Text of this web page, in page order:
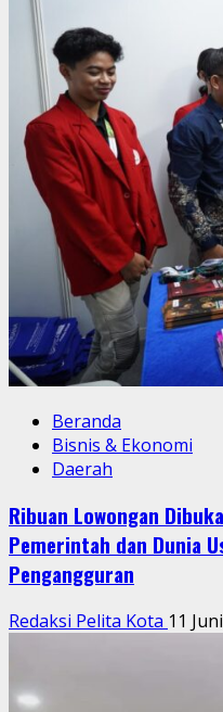
Beranda
Bisnis & Ekonomi
Daerah
Ribuan Lowongan
Pemerintah dan Dunia
Pengangguran
Redaksi Pelita Kota 11